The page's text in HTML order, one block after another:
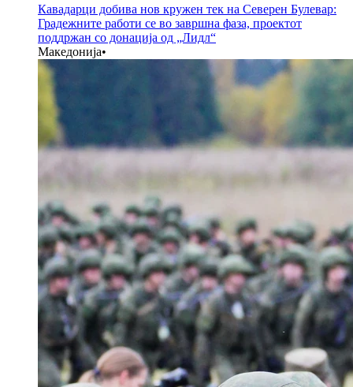
Кавадарци добива нов кружен тек на Северен Булевар:
Градежните работи се во завршна фаза, проектот
поддржан со донација од „Лидл“
Македонија•